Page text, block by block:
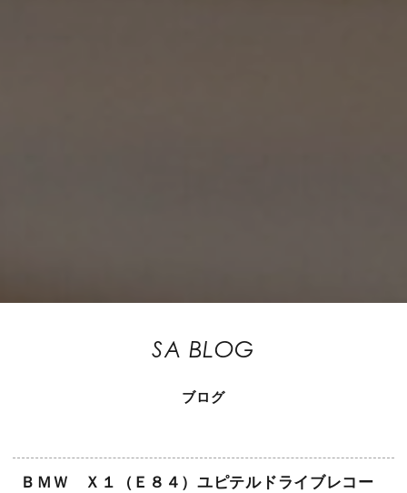
SA BLOG
ブログ
ＢＭＷ Ｘ１（Ｅ８４）ユピテルドライブレコー